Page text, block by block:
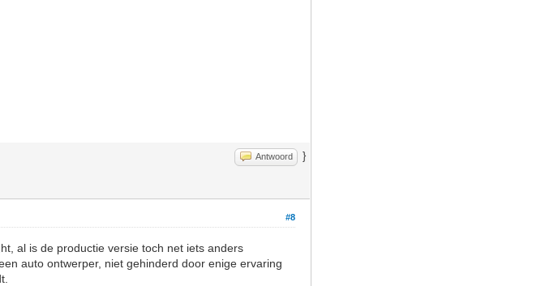
Antwoord }
#8
al is de productie versie toch net iets anders
auto ontwerper, niet gehinderd door enige ervaring